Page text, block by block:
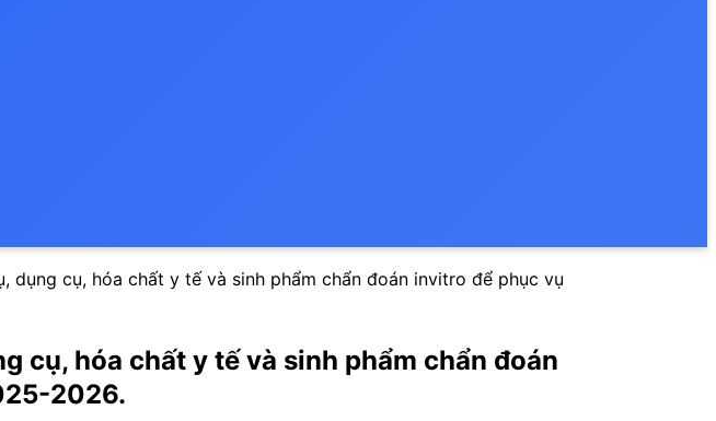
cụ, hóa chất y tế và sinh phẩm chẩn đoán invitro để phục vụ
cụ, hóa chất y tế và sinh phẩm chẩn đoán
2026.